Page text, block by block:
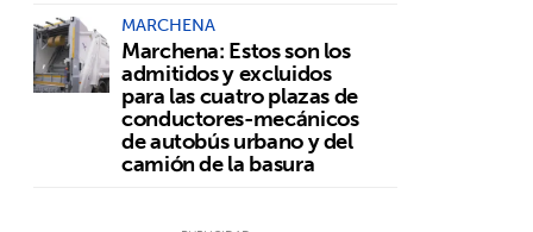
MARCHENA
Marchena: Estos son los
admitidos y excluidos
para las cuatro plazas de
conductores-mecánicos
de autobús urbano y del
camión de la basura